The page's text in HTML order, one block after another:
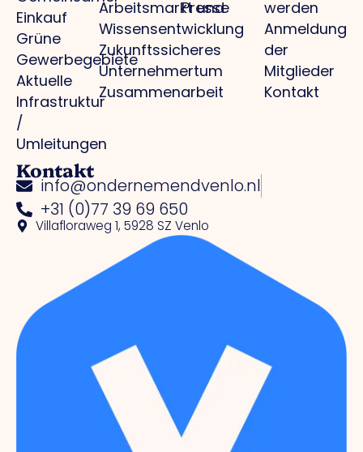
Einkauf
Grüne
Gewerbegebiete
Aktuelle
Infrastruktur
/
Umleitungen
Arbeitsmarkt und
Wissensentwicklung
Zukunftssicheres
Unternehmertum
Zusammenarbeit
Presse
werden
Anmeldung
der
Mitglieder
Kontakt
Kontakt
info@ondernemendvenlo.nl
+31 (0)77 39 69 650
Villafloraweg 1, 5928 SZ Venlo